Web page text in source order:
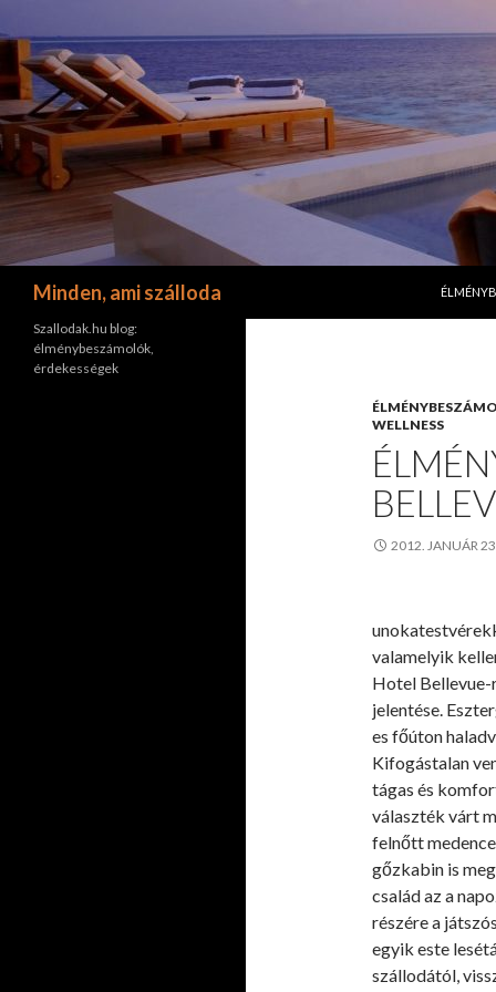
Minden, ami szálloda
WELLNESS
2012. JANUÁR
valamelyik
Hotel Bellevue-
jelentése.
es főúton
Kifogástalan
tágas és
választék várt
felnőtt
gőzkabin is
család az a
részére a
egyik este
szállodától,
Szallodak.hu blog:
élménybeszámolók,
érdekességek